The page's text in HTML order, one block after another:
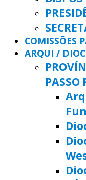
COMISSÕES
ARQUI /
PASSO